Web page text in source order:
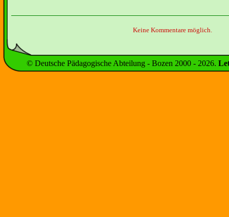
Keine Kommentare möglich.
© Deutsche Pädagogische Abteilung - Bozen 2000 - 2026.